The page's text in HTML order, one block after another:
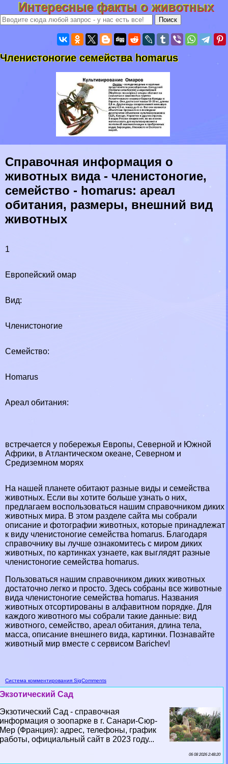
Интересные факты о животных
Члeнистоногие семейства homarus
Справочная информация о
животных вида - члeнистоногие,
семейство - homarus: ареал
обитания, размеры, внешний вид
животных
1
Европейский омар
Вид:
Члeнистоногие
Семейство:
Homarus
Ареал обитания:
встречается у побережья Европы, Северной и Южной
Африки, в Атлантическом океане, Северном и
Средиземном морях
На нашей планете обитают разные виды и семейства
животных. Если вы хотите больше узнать о них,
предлагаем воспользоваться нашим справочником диких
животных мира. В этом разделе сайта мы собрали
описание и фотографии животных, которые принадлежат
к виду члeнистоногие семейства homarus. Благодаря
справочнику вы лучше ознакомитесь с миром диких
животных, по картинках узнаете, как выглядят разные
члeнистоногие семейства homarus.
Пользоваться нашим справочником диких животных
достаточно легко и просто. Здесь собраны все животные
вида члeнистоногие семейства homarus. Названия
животных отсортированы в алфавитном порядке. Для
каждого животного мы собрали такие данные: вид
животного, семейство, ареал обитания, длина тела,
масса, описание внешнего вида, картинки. Познавайте
животный мир вместе с сервисом Barichev!
Система комментирования SigComments
Экзотический Сад
Экзотический Сад - справочная
информация о зоопарке в г. Санари-Сюр-
Мер (Франция): адрес, телефоны, график
работы, официальный сайт в 2023 году...
06 08 2026 2:48:20